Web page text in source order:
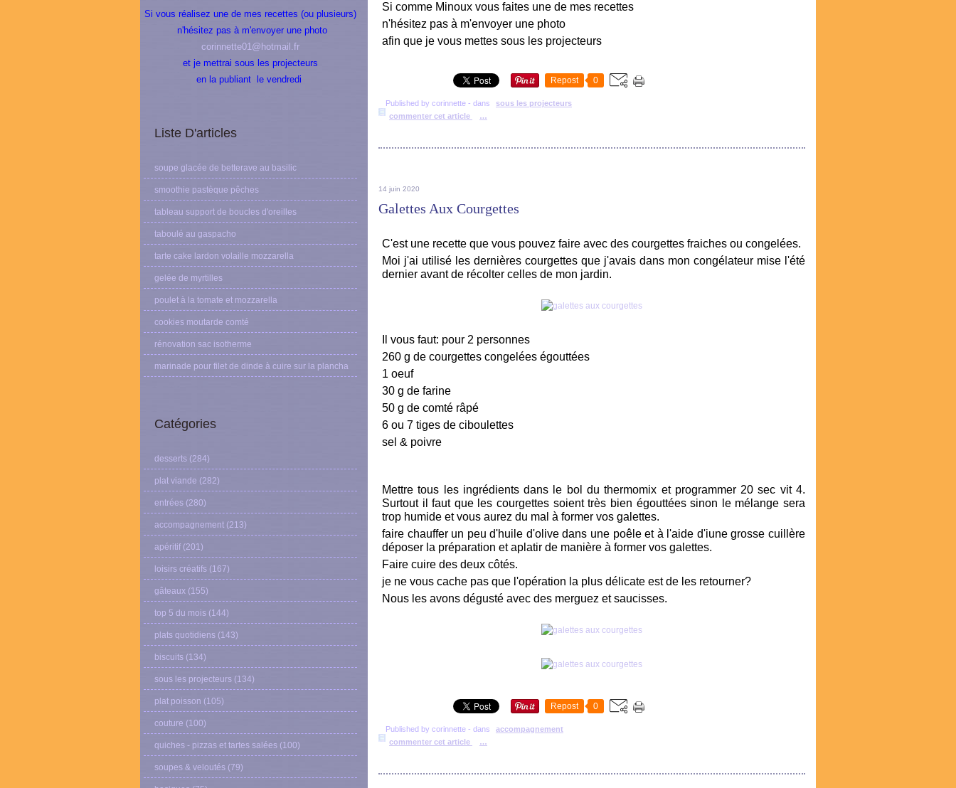
Si vous réalisez une de mes recettes (ou plusieurs)
n'hésitez pas à m'envoyer une photo
corinnette01@hotmail.fr
et je mettrai sous les projecteurs
en la publiant le vendredi
Liste D'articles
soupe glacée de betterave au basilic
smoothie pastèque pêches
tableau support de boucles d'oreilles
taboulé au gaspacho
tarte cake lardon volaille mozzarella
gelée de myrtilles
poulet à la tomate et mozzarella
cookies moutarde comté
rénovation sac isotherme
marinade pour filet de dinde à cuire sur la plancha
Catégories
desserts (284)
plat viande (282)
entrées (280)
accompagnement (213)
apéritif (201)
loisirs créatifs (167)
gâteaux (155)
top 5 du mois (144)
plats quotidiens (143)
biscuits (134)
sous les projecteurs (134)
plat poisson (105)
couture (100)
quiches - pizzas et tartes salées (100)
soupes & veloutés (79)
Si comme Minoux vous faites une de mes recettes
n'hésitez pas à m'envoyer une photo
afin que je vous mettes sous les projecteurs
Repost 0
Published by corinnette - dans
sous les projecteurs
commenter cet article
…
14 juin 2020
Galettes Aux Courgettes
C'est une recette que vous pouvez faire avec des courgettes fraiches ou congelées.
Moi j'ai utilisé les dernières courgettes que j'avais dans mon congélateur mise l'été
dernier avant de récolter celles de mon jardin.
Il vous faut: pour 2 personnes
260 g de courgettes congelées égouttées
1 oeuf
30 g de farine
50 g de comté râpé
6 ou 7 tiges de ciboulettes
sel & poivre
Mettre tous les ingrédients dans le bol du thermomix et programmer 20 sec vit 4.
Surtout il faut que les courgettes soient très bien égouttées sinon le mélange sera
trop humide et vous aurez du mal à former vos galettes.
faire chauffer un peu d'huile d'olive dans une poêle et à l'aide d'iune grosse cuillère
déposer la préparation et aplatir de manière à former vos galettes.
Faire cuire des deux côtés.
je ne vous cache pas que l'opération la plus délicate est de les retourner?
Nous les avons dégusté avec des merguez et saucisses.
Repost 0
Published by corinnette - dans
accompagnement
commenter cet article
…